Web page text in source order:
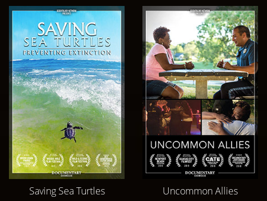
Saving Sea Turtles Uncommon Allies